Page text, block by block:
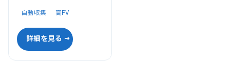
自動収集 高PV
詳細を見る →